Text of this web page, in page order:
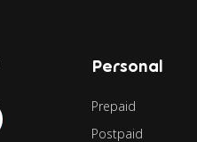
Personal
Prepaid
Postpaid